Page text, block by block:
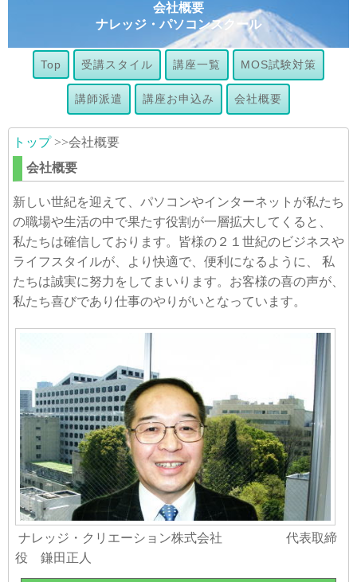
会社概要
ナレッジ・パソコンスクール
トップ>>会社概要
会社概要
新しい世紀を迎えて、パソコンやインターネットが私たち
の職場や生活の中で果たす役割が一層拡大してくると、
私たちは確信しております。皆様の２１世紀のビジネスや
ライフスタイルが、より快適で、便利になるように、 私
たちは誠実に努力をしてまいります。お客様の喜の声が、
私たち喜びであり仕事のやりがいとなっています。
ナレッジ・クリエーション株式会社 代表取締
役 鎌田正人
Top 受講スタイル 講座一覧 MOS試験対策
講師派遣 講座お申込み 会社概要